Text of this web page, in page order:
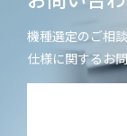
機種選定のご相
仕様に関するお